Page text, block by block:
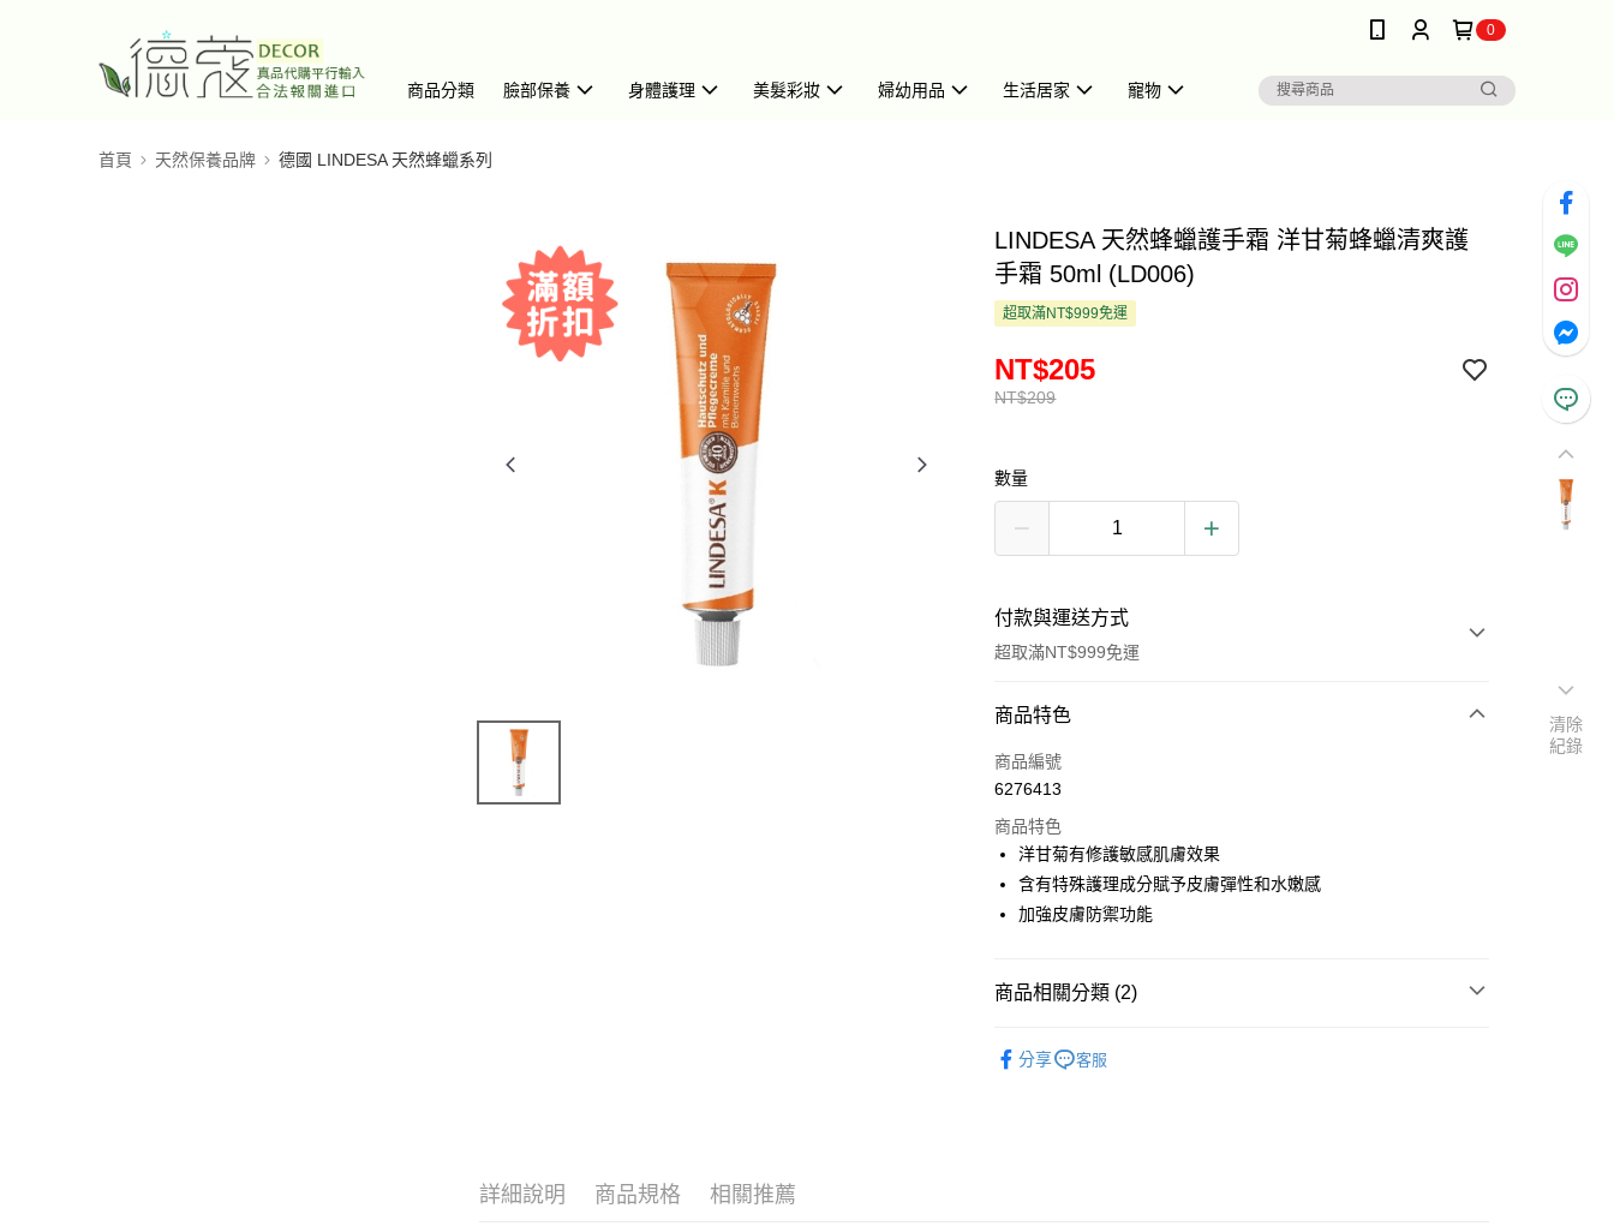
0
商品分類 臉部保養 身體護理 美髮彩妝 婦幼用品 生活居家 寵物
首頁 天然保養品牌 德國 LINDESA 天然蜂蠟系列
LINDESA 天然蜂蠟護手霜 洋甘菊蜂蠟清爽護
手霜 50ml (LD006)
超取滿NT$999免運
NT$209
NT$205
數量
付款與運送方式
超取滿NT$999免運
付款方式
信用卡一次付款
LINE Pay
Apple Pay
悠遊付
ATM付款
商品特色
商品編號
6276413
商品特色
洋甘菊有修護敏感肌膚效果
含有特殊護理成分賦予皮膚彈性和水嫩感
加強皮膚防禦功能
商品相關分類 (2)
分享 客服
詳細說明 商品規格 相關推薦
清除
紀錄